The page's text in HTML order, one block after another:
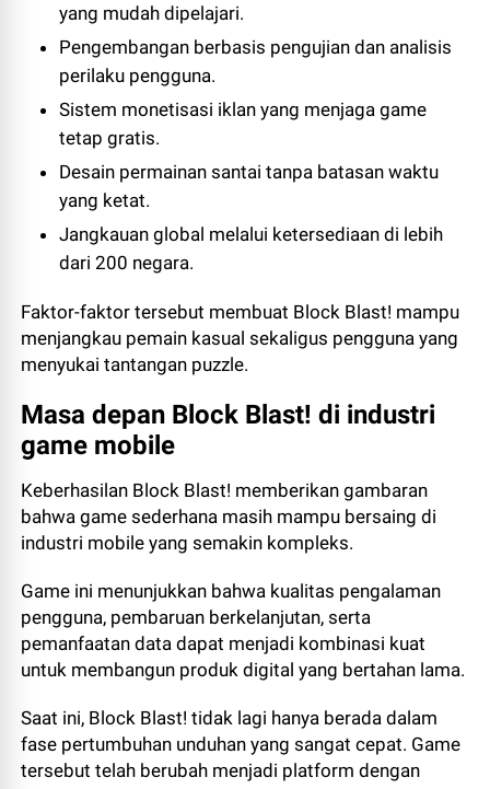
yang mudah dipelajari.
Pengembangan berbasis pengujian dan analisis
perilaku pengguna.
Sistem monetisasi iklan yang menjaga game
tetap gratis.
Desain permainan santai tanpa batasan waktu
yang ketat.
Jangkauan global melalui ketersediaan di lebih
dari 200 negara.
Faktor-faktor tersebut membuat Block Blast! mampu
menjangkau pemain kasual sekaligus pengguna yang
menyukai tantangan puzzle.
Masa depan Block Blast! di industri
game mobile
Keberhasilan Block Blast! memberikan gambaran
bahwa game sederhana masih mampu bersaing di
industri mobile yang semakin kompleks.
Game ini menunjukkan bahwa kualitas pengalaman
pengguna, pembaruan berkelanjutan, serta
pemanfaatan data dapat menjadi kombinasi kuat
untuk membangun produk digital yang bertahan lama.
Saat ini, Block Blast! tidak lagi hanya berada dalam
fase pertumbuhan unduhan yang sangat cepat. Game
tersebut telah berubah menjadi platform dengan